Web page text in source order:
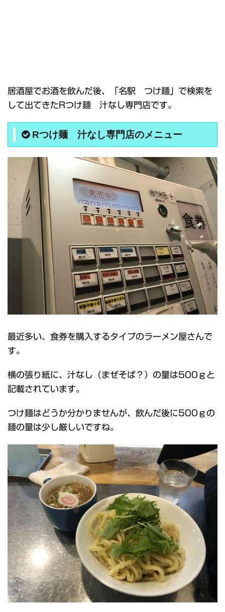
居酒屋でお酒を飲んだ後、「名駅 つけ麺」で検索を
して出てきたRつけ麺 汁なし専門店です。
Rつけ麺 汁なし専門店のメニュー
最近多い、食券を購入するタイプのラーメン屋さんで
す。
横の張り紙に、汁なし（まぜそば？）の量は500ｇと
記載されています。
つけ麺はどうか分かりませんが、飲んだ後に500ｇの
麺の量は少し厳しいですね。